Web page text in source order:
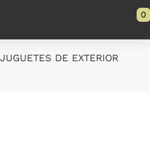
0
DE EXTERIOR